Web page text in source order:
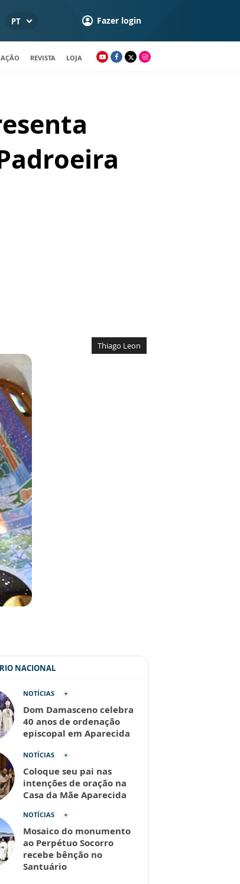
PT Fazer login
REVISTA LOJA
Thiago Leon
NACIONAL
NOTÍCIAS
Dom Damasceno celebra
40 anos de ordenação
episcopal em Aparecida
NOTÍCIAS
Coloque seu pai nas
intenções de oração na
Casa da Mãe Aparecida
NOTÍCIAS
Mosaico do monumento
ao Perpétuo Socorro
recebe bênção no
Santuário